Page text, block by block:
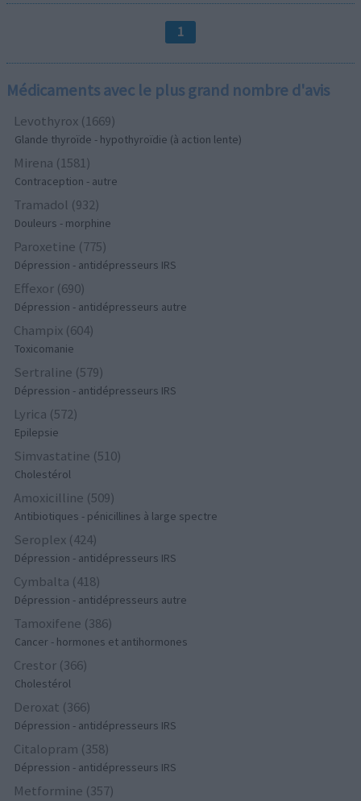
1
Médicaments avec le plus grand nombre d'avis
Levothyrox (1669)
Glande thyroïde - hypothyroïdie (à action lente)
Mirena (1581)
Contraception - autre
Tramadol (932)
Douleurs - morphine
Paroxetine (775)
Dépression - antidépresseurs IRS
Effexor (690)
Dépression - antidépresseurs autre
Champix (604)
Toxicomanie
Sertraline (579)
Dépression - antidépresseurs IRS
Lyrica (572)
Epilepsie
Simvastatine (510)
Cholestérol
Amoxicilline (509)
Antibiotiques - pénicillines à large spectre
Seroplex (424)
Dépression - antidépresseurs IRS
Cymbalta (418)
Dépression - antidépresseurs autre
Tamoxifene (386)
Cancer - hormones et antihormones
Crestor (366)
Cholestérol
Deroxat (366)
Dépression - antidépresseurs IRS
Citalopram (358)
Dépression - antidépresseurs IRS
Metformine (357)